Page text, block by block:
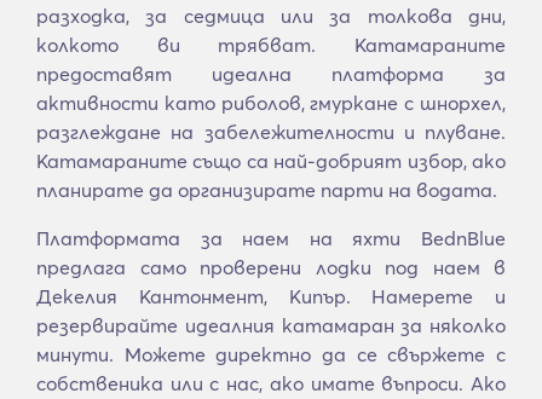
разходка, за седмица или за толкова дни,
колкото ви трябват. Катамараните
предоставят идеална платформа за
активности като риболов, гмуркане с шнорхел,
разглеждане на забележителности и плуване.
Катамараните също са най-добрият избор, ако
планирате да организирате парти на водата.
Платформата за наем на яхти BednBlue
предлага само проверени лодки под наем в
Декелия Кантонмент, Кипър. Намерете и
резервирайте идеалния катамаран за няколко
минути. Можете директно да се свържете с
собственика или с нас, ако имате въпроси. Ако